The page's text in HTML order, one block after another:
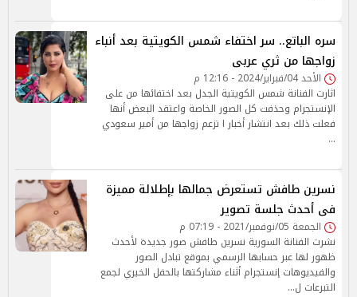
سره الباتع.. سر اختفاء شمس الكويتية بعد أنباء
زواجها من ثري عربى
الأحد 04/فبراير/2024 - 12:16 م
اثارت الفنانة شمس الكويتية الجدل بعد اختفائها من على
الإنستجرام وحذفت كل الصور الخاصة واعتقد البعض أنها
فعلت ذلك بعد انتشار أخبار ا تزعم زواجها من أمير سعودي
…
نسرين طافش تستعرض جمالها بإطلالة مميزة
فى أحدث جلسة تصوير
الجمعة 05/نوفمبر/2021 - 07:19 م
نشرت الفنانة السورية نسرين طافش صور جديدة لأحدث
ظهور لها عبر حسابها الرسمي بموقع تبادل الصور
والفيديوهات إنستجرام أثناء مشاركتها بالحفل الخيري لجمع
التبرعات ل…